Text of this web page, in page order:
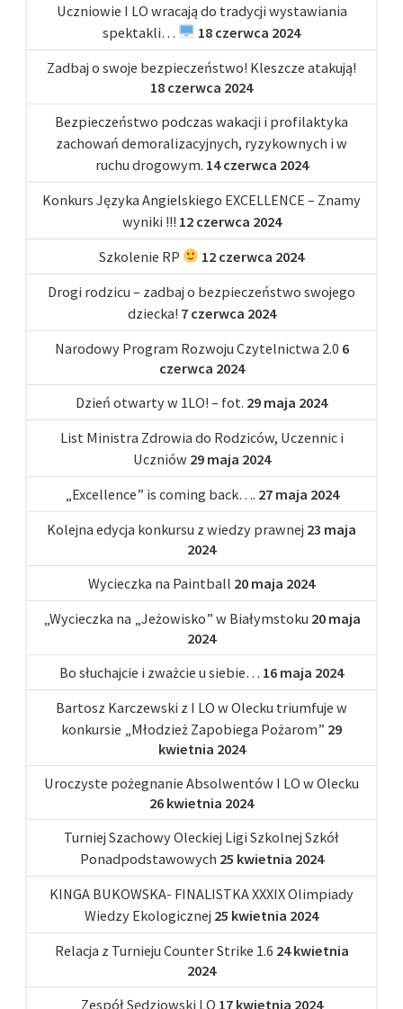
Uczniowie I LO wracają do tradycji wystawiania
spektakli…
18 czerwca 2024
Zadbaj o swoje bezpieczeństwo! Kleszcze atakują!
18 czerwca 2024
Bezpieczeństwo podczas wakacji i profilaktyka
zachowań demoralizacyjnych, ryzykownych i w
ruchu drogowym. 14 czerwca 2024
Konkurs Języka Angielskiego EXCELLENCE – Znamy
wyniki !!! 12 czerwca 2024
Szkolenie RP
12 czerwca 2024
Drogi rodzicu – zadbaj o bezpieczeństwo swojego
dziecka! 7 czerwca 2024
Narodowy Program Rozwoju Czytelnictwa 2.0 6
czerwca 2024
Dzień otwarty w 1LO! – fot. 29 maja 2024
List Ministra Zdrowia do Rodziców, Uczennic i
Uczniów 29 maja 2024
„Excellence” is coming back…. 27 maja 2024
Kolejna edycja konkursu z wiedzy prawnej 23 maja
2024
Wycieczka na Paintball 20 maja 2024
„Wycieczka na „Jeżowisko” w Białymstoku 20 maja
2024
Bo słuchajcie i zważcie u siebie… 16 maja 2024
Bartosz Karczewski z I LO w Olecku triumfuje w
konkursie „Młodzież Zapobiega Pożarom” 29
kwietnia 2024
Uroczyste pożegnanie Absolwentów I LO w Olecku
26 kwietnia 2024
Turniej Szachowy Oleckiej Ligi Szkolnej Szkół
Ponadpodstawowych 25 kwietnia 2024
KINGA BUKOWSKA- FINALISTKA XXXIX Olimpiady
Wiedzy Ekologicznej 25 kwietnia 2024
Relacja z Turnieju Counter Strike 1.6 24 kwietnia
2024
Zespół Sędziowski LO 17 kwietnia 2024